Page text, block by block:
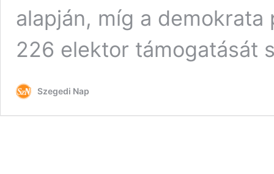
alapján, míg a
226 elektor támogatását
Szegedi Nap